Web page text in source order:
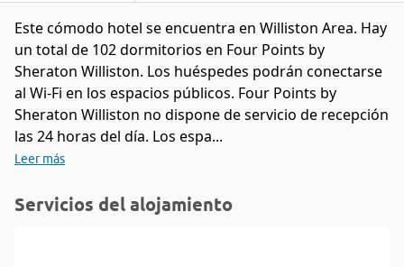
Este cómodo hotel se encuentra en Williston Area. Hay
un total de 102 dormitorios en Four Points by
Sheraton Williston. Los huéspedes podrán conectarse
al Wi-Fi en los espacios públicos. Four Points by
Sheraton Williston no dispone de servicio de recepción
las 24 horas del día. Los espa...
Leer más
Servicios del alojamiento